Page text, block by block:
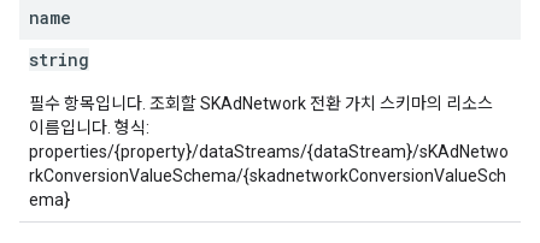
name
string
필수 항목입니다. 조회할 SKAdNetwork 전환 가치 스키마의 리소스
이름입니다. 형식:
properties/{property}/dataStreams/{dataStream}/sKAdNetwo
rkConversionValueSchema/{skadnetworkConversionValueSch
ema}